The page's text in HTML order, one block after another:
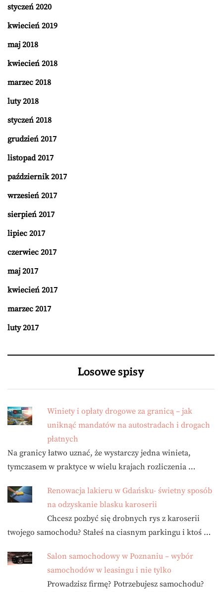
styczeń 2020
kwiecień 2019
maj 2018
kwiecień 2018
marzec 2018
luty 2018
styczeń 2018
grudzień 2017
listopad 2017
październik 2017
wrzesień 2017
sierpień 2017
lipiec 2017
czerwiec 2017
maj 2017
kwiecień 2017
marzec 2017
luty 2017
Losowe spisy
Winiety i opłaty drogowe za granicą – jak
uniknąć mandatów na autostradach i drogach
płatnych
Na granicy łatwo uznać, że wystarczy jedna winieta,
tymczasem w praktyce w wielu krajach rozliczenia …
Renowacja lakieru w Gdańsku- świetny sposób
na odzyskanie blasku karoserii
Chcesz pozbyć się drobnych rys z karoserii
twojego samochodu? Stałeś na ciasnym parkingu i ktoś …
Salon samochodowy w Poznaniu – wybór
samochodów w leasingu i nie tylko
Prowadzisz firmę? Potrzebujesz samochodu?